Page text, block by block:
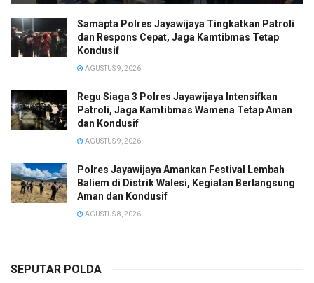
Samapta Polres Jayawijaya Tingkatkan Patroli
dan Respons Cepat, Jaga Kamtibmas Tetap
Kondusif
AGUSTUS 9, 2026
Regu Siaga 3 Polres Jayawijaya Intensifkan
Patroli, Jaga Kamtibmas Wamena Tetap Aman
dan Kondusif
AGUSTUS 9, 2026
Polres Jayawijaya Amankan Festival Lembah
Baliem di Distrik Walesi, Kegiatan Berlangsung
Aman dan Kondusif
AGUSTUS 8, 2026
SEPUTAR POLDA